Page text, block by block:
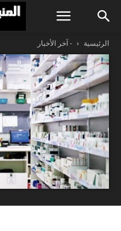
الرئيسية - آخر الأخبار